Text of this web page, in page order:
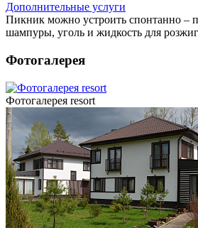
Дополнительные услуги
Пикник можно устроить спонтанно –
шампуры, уголь и жидкость для
Фотогалерея
Фотогалерея resort